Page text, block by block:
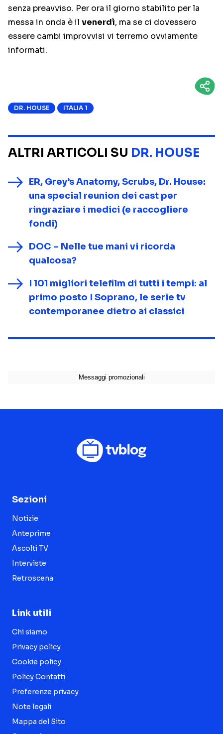
senza preavviso. Per ora il giorno stabilito per la
messa in onda è il venerdì, ma se ci dovessero
essere cambi improvvisi vi terremo ovviamente
informati.
DR. HOUSE ITALIA 1
ALTRI ARTICOLI SU DR. HOUSE
ER, Grey’s Anatomy, Scrubs, Dr. House:
una special reunion dei cast per
ringraziare i medici (e raccogliere
fondi)
DOC – Nelle tue mani vi ricorda
qualcosa?
I 101 migliori telefilm di tutti i tempi: al
primo posto I Soprano, le serie tv
contemporanee dietro ai classici
Sezioni
Notizie
Anteprime
Ascolti TV
Interviste
Retroscena
Link utili
Chi siamo
Privacy policy
Cookie policy
Policy Contatti
Preferenze privacy
Note legali
Mappa del Sito